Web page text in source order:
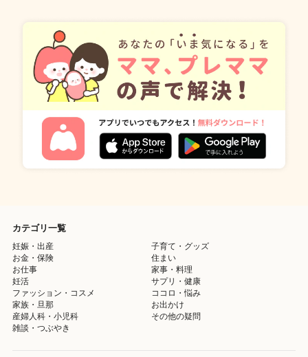
カテゴリ一覧
妊娠・出産
子育て・グッズ
お金・保険
住まい
お仕事
家事・料理
妊活
サプリ・健康
ファッション・コスメ
ココロ・悩み
家族・旦那
お出かけ
産婦人科・小児科
その他の疑問
雑談・つぶやき